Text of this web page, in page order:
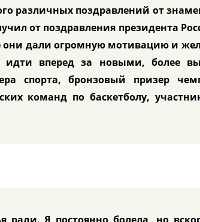
различных поздравлений от
от поздравления президента
они дали огромную мотивацию и
идти вперед за новыми, более
спорта, бронзовый призер
команд по баскетболу,